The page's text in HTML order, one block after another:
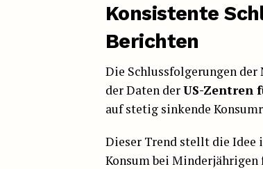
Konsistente
Berichten
Die Schlussfolgerungen
der Daten derUS-Zentren
auf stetig sinkende
Dieser Trend stellt die Idee
Konsum bei